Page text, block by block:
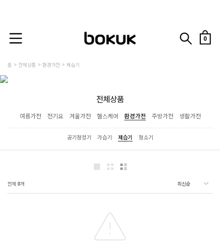
0
홈 전체상품 환경가전 제습기
전체상품
여름가전 전기요 겨울가전 헬스케어 환경가전 주방가전 생활가전
공기청정기 가습기 제습기 청소기
전체 0개